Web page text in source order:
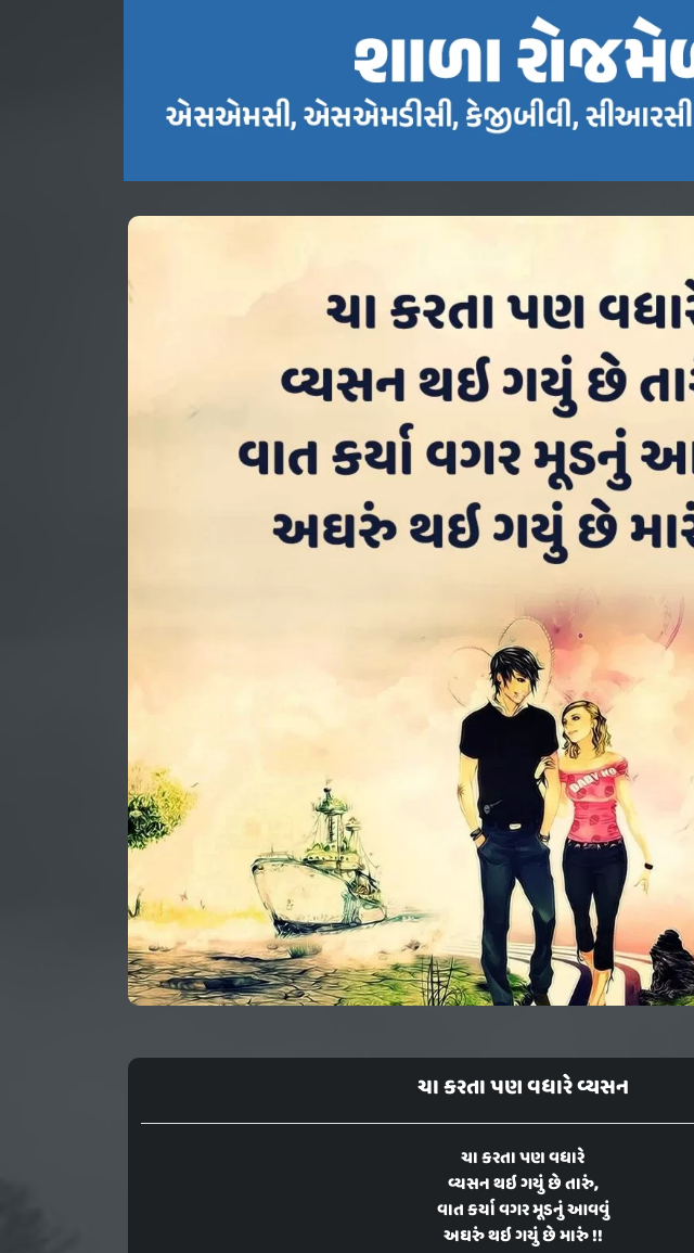
ચા કરતા પણ વધારે વ્યસન
ચા કરતા પણ વધારે
વ્યસન થઇ ગયું છે તારું,
વાત કર્યા વગર મૂડનું આવવું
અઘરું થઇ ગયું છે મારું !!